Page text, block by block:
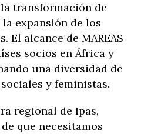
transformación de
expansión de los
El alcance de MAREAS
socios en África y
una diversidad de
y feministas.
regional de Ipas,
que necesitamos